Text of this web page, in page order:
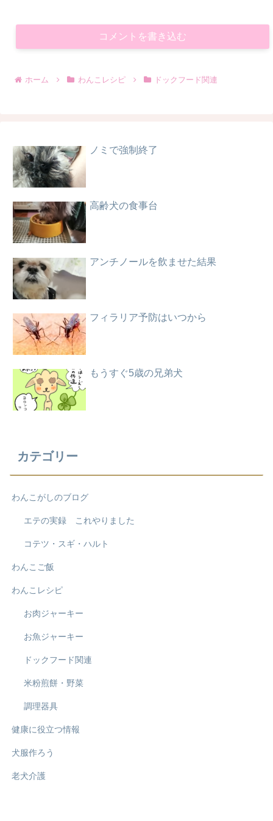
コメントを書き込む
ホーム わんこレシピ ドックフード関連
ノミで強制終了
高齢犬の食事台
アンチノールを飲ませた結果
フィラリア予防はいつから
もうすぐ5歳の兄弟犬
カテゴリー
わんこがしのブログ
エテの実録 これやりました
コテツ・スギ・ハルト
わんこご飯
わんこレシピ
お肉ジャーキー
お魚ジャーキー
ドックフード関連
米粉煎餅・野菜
調理器具
健康に役立つ情報
犬服作ろう
老犬介護